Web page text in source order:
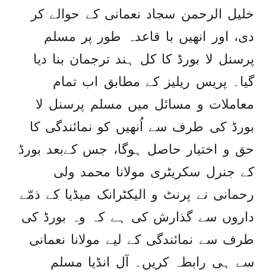
خلیل الرحمن سجاد نعمانی کے حوالے کر
دی، اور انھیں با قاعدہ طور پر مسلم
پرسنل لا بورڈ کا کل ہند ترجمان بنا دیا
گیا۔ پریس ریلیز کے مطابق اب تمام
معاملات و مسائل میں مسلم پرسنل لا
بورڈ کی طرف سے اُنھیں کو نمائندگی کا
حق و اختیار حاصل ہوگا، جس کےبعد بورڈ
کے جنرل سکریٹری مولانا محمد ولی
رحمانی نے پرنٹ و الیکٹرانک میڈیا کے ذمّے
داروں سے گذارش کی ہے کہ وہ بورڈ کی
طرف سے نمائندگی کے لیے مولانا نعمانی
سے ہی رابطہ کریں۔ آل انڈیا مسلم